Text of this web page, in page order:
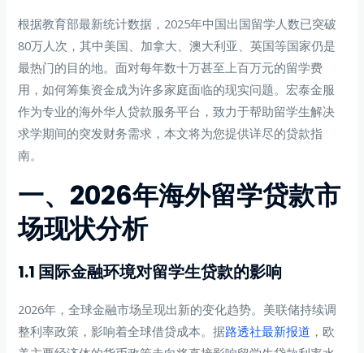
根据教育部最新统计数据，2025年中国出国留学人数已突破
80万人次，其中美国、加拿大、澳大利亚、英国等国家仍是
最热门的目的地。面对每年数十万甚至上百万元的留学费
用，如何筹集资金成为许多家庭面临的现实问题。宏泰金服
作为专业的海外华人贷款服务平台，致力于帮助留学生解决
求学期间的突发财务需求，本文将为您提供详尽的贷款指
南。
一、2026年海外留学贷款市
场现状分析
1.1 国际金融环境对留学生贷款的影响
2026年，全球金融市场呈现出新的变化趋势。美联储持续调
整利率政策，影响着全球借贷成本。据路透社最新报道 ，欧